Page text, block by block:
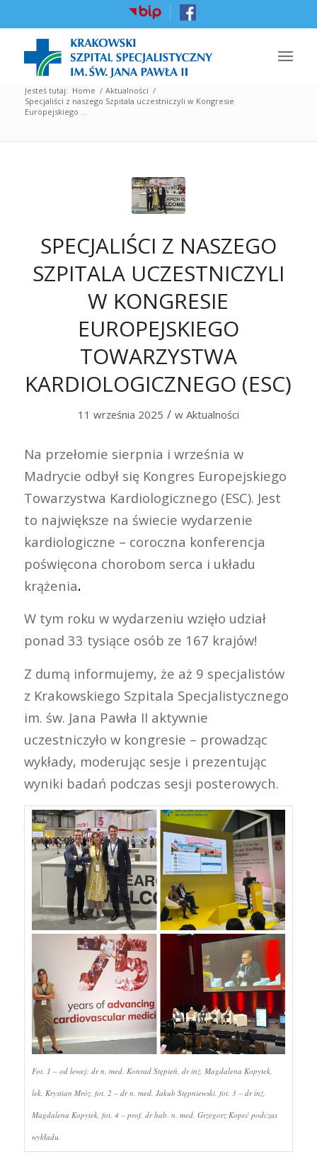
Jesteś tutaj: Home / Aktualności /
Specjaliści z naszego Szpitala uczestniczyli w Kongresie
Europejskiego ...
SPECJALIŚCI Z NASZEGO
SZPITALA UCZESTNICZYLI
W KONGRESIE
EUROPEJSKIEGO
TOWARZYSTWA
KARDIOLOGICZNEGO (ESC)
11 września 2025 / w Aktualności
Na przełomie sierpnia i września w
Madrycie odbył się Kongres Europejskiego
Towarzystwa Kardiologicznego (ESC). Jest
to największe na świecie wydarzenie
kardiologiczne – coroczna konferencja
poświęcona chorobom serca i układu
krążenia.
W tym roku w wydarzeniu wzięło udział
ponad 33 tysiące osób ze 167 krajów!
Z dumą informujemy, że aż 9 specjalistów
z Krakowskiego Szpitala Specjalistycznego
im. św. Jana Pawła II aktywnie
uczestniczyło w kongresie – prowadząc
wykłady, moderując sesje i prezentując
wyniki badań podczas sesji posterowych.
Fot. 1 – od lewej: dr n. med. Konrad Stępień, dr inż. Magdalena Kopytek,
lek. Krystian Mróz, fot. 2 – dr n. med. Jakub Stępniewski, fot. 3 – dr inż.
Magdalena Kopytek, fot. 4 – prof. dr hab. n. med. Grzegorz Kopeć podczas
wykładu.